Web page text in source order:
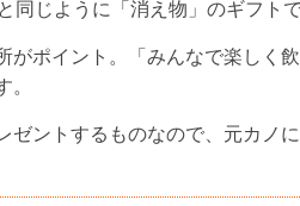
同じように「消え物」のギフトで
がポイント。「みんなで楽しく
。
ゼントするものなので、元カノ